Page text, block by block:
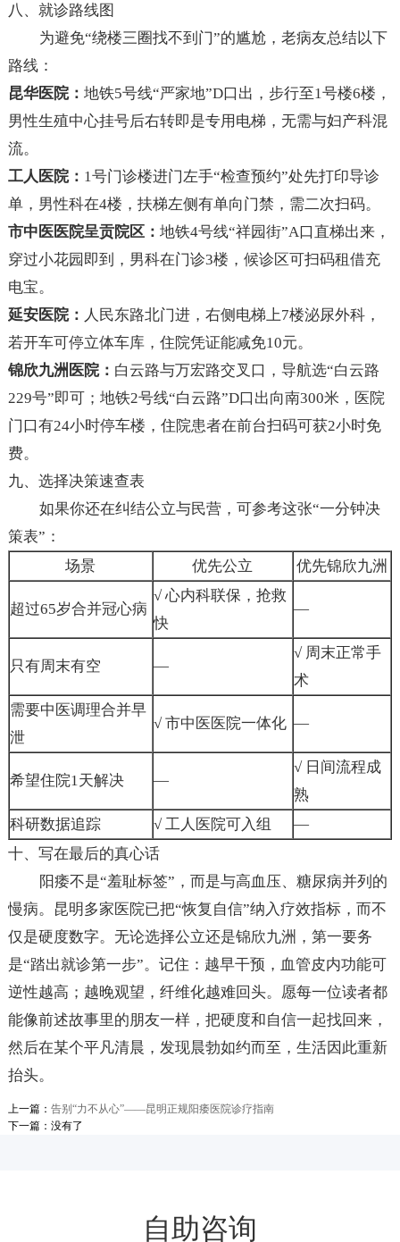
八、就诊路线图
为避免“绕楼三圈找不到门”的尴尬，老病友总结以下
路线：
昆华医院： 地铁5号线“严家地”D口出，步行至1号楼6楼，
男性生殖中心挂号后右转即是专用电梯，无需与妇产科混
流。
工人医院： 1号门诊楼进门左手“检查预约”处先打印导诊
单，男性科在4楼，扶梯左侧有单向门禁，需二次扫码。
市中医医院呈贡院区： 地铁4号线“祥园街”A口直梯出来，
穿过小花园即到，男科在门诊3楼，候诊区可扫码租借充
电宝。
延安医院： 人民东路北门进，右侧电梯上7楼泌尿外科，
若开车可停立体车库，住院凭证能减免10元。
锦欣九洲医院： 白云路与万宏路交叉口，导航选“白云路
229号”即可；地铁2号线“白云路”D口出向南300米，医院
门口有24小时停车楼，住院患者在前台扫码可获2小时免
费。
九、选择决策速查表
如果你还在纠结公立与民营，可参考这张“一分钟决
策表”：
场景
优先公立 优先锦欣九洲
超过65岁合并冠心病
√ 心内科联保，抢救
快
—
只有周末有空 —
√ 周末正常手
术
需要中医调理合并早
泄
√ 市中医医院一体化 —
希望住院1天解决 —
√ 日间流程成
熟
科研数据追踪
√ 工人医院可入组
—
十、写在最后的真心话
阳痿不是“羞耻标签”，而是与高血压、糖尿病并列的
慢病。昆明多家医院已把“恢复自信”纳入疗效指标，而不
仅是硬度数字。无论选择公立还是锦欣九洲，第一要务
是“踏出就诊第一步”。记住：越早干预，血管皮内功能可
逆性越高；越晚观望，纤维化越难回头。愿每一位读者都
能像前述故事里的朋友一样，把硬度和自信一起找回来，
然后在某个平凡清晨，发现晨勃如约而至，生活因此重新
抬头。
上一篇： 告别“力不从心”——昆明正规阳痿医院诊疗指南
下一篇：没有了
自助咨询